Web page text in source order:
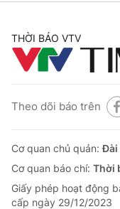
THỜI BÁO VTV
Theo dõi báo trên
Cơ quan chủ quản:Đài
Cơ quan báo chí: Thời
Giấy phép hoạt động
cấp ngày 29/12/2023